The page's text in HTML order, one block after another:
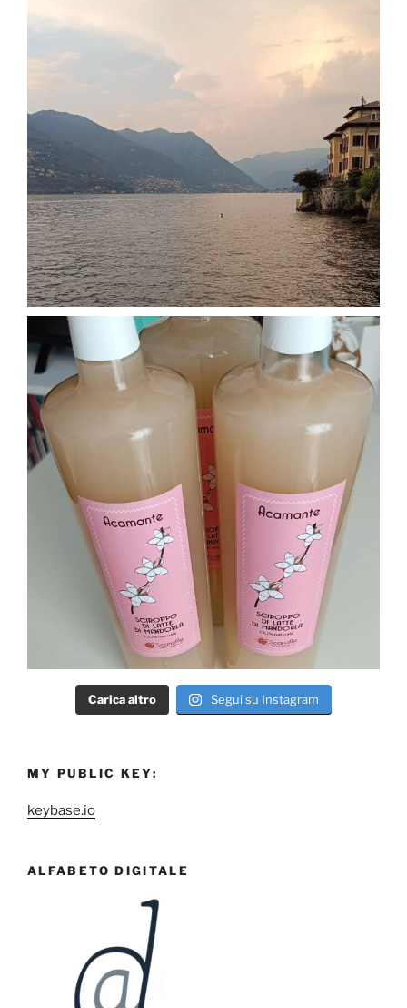
Carica altro Segui su Instagram
MY PUBLIC KEY:
keybase.io
ALFABETO DIGITALE